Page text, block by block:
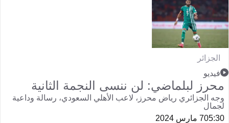
الجزائر
فيديو
محرز لبلماضي: لن ننسى النجمة الثانية
وجه الجزائري رياض محرز، لاعب الأهلي السعودي، رسالة وداعية
لجمال
05:307 مارس 2024